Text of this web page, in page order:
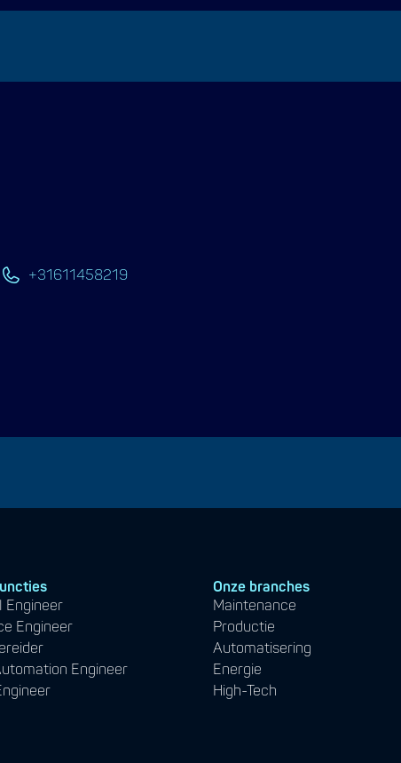
+31611458219
Engineer
Engineer
Engineer
Onze branches
Maintenance
Productie
Automatisering
Energie
High-Tech